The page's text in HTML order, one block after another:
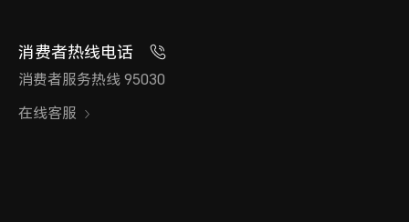
消费者热线电话
消费者服务热线 95030
在线客服